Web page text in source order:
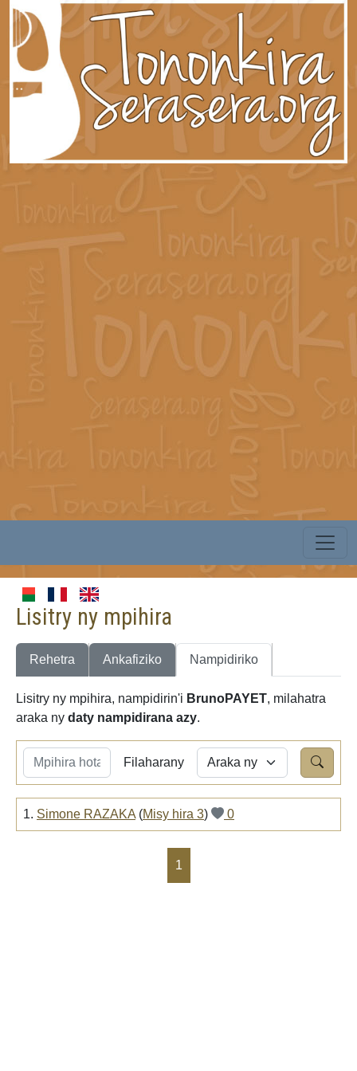
Lisitry ny mpihira
Rehetra Ankafiziko Nampidiriko
Lisitry ny mpihira, nampidirin'i BrunoPAYET, milahatra
araka ny daty nampidirana azy.
Filaharany
1. Simone RAZAKA (Misy hira 3) 0
1